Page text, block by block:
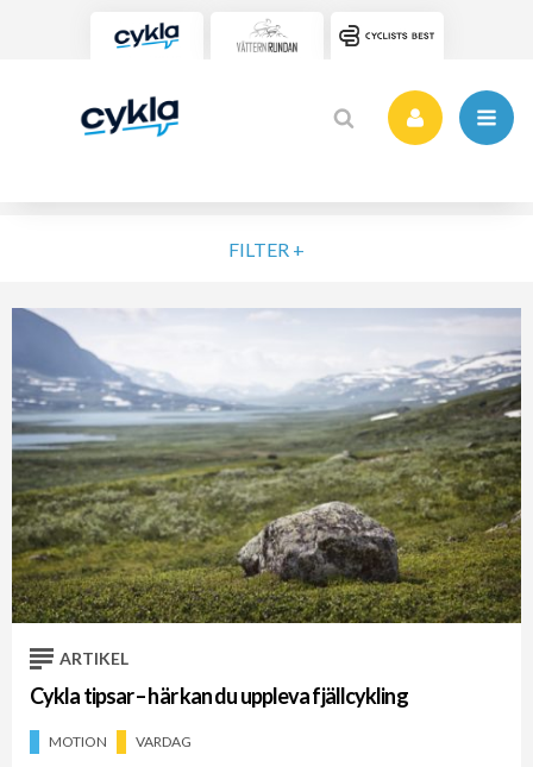
FILTER +
VARDAG
POPULÄRA TAGGAR
Vätternrundan
Motionslopp
Cykling
Cykelveckan 2025
MTB
Träning
Vättern Bike Games
MTB-Lopp
Cykelveckan 2021
Cykelveckan 2026
Norrland
SORTERA PÅ
RENSA
ARTIKEL
Cykla tipsar – här kan du uppleva fjällcykling
MOTION VARDAG